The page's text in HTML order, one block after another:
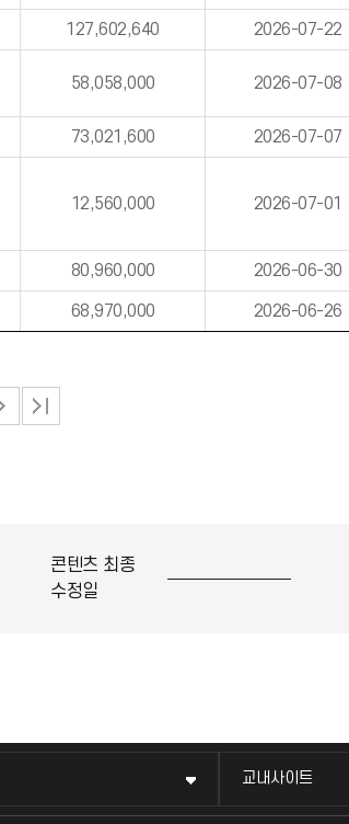
127,602,640 2026-07-22
58,058,000 2026-07-08
73,021,600 2026-07-07
12,560,000 2026-07-01
80,960,000 2026-06-30
68,970,000 2026-06-26
콘텐츠 최종
수정일
교내사이트